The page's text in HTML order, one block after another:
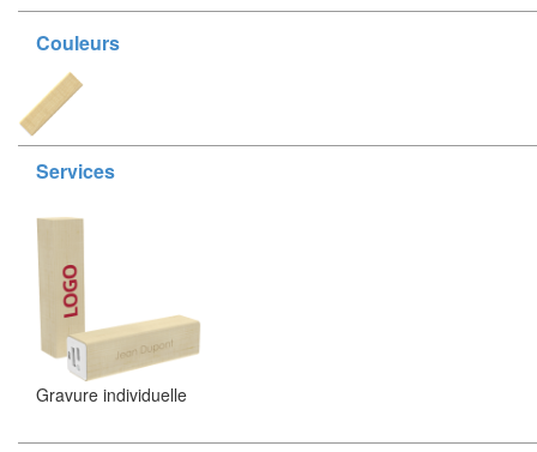
Couleurs
Services
Gravure individuelle